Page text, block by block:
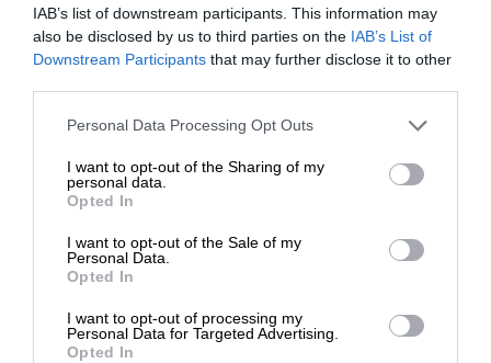
IAB’s list of downstream participants. This information may
also be disclosed by us to third parties on the IAB’s List of
Downstream Participants that may further disclose it to other
Personal Data Processing Opt Outs
I want to opt-out of the Sharing of my
personal data.
Opted In
I want to opt-out of the Sale of my
Personal Data.
Opted In
I want to opt-out of processing my
Personal Data for Targeted Advertising.
Opted In
Niezawodna, profesjonalna jakość
druku.
Dzięki oryginalnym wkładom z tonerem HP zyskasz
zgodnie z planem.